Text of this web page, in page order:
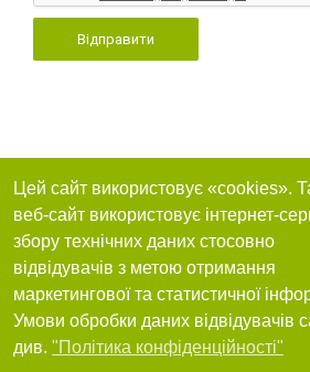
Відправити
Цей сайт використовує «cookies».
веб-сайт використовує інтернет-
збору технічних даних стосовно
відвідувачів з метою отримання
маркетингової та статистичної
Умови обробки даних відвідувачів
див. "Політика конфіденційності"